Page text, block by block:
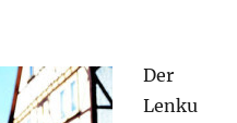
Der
Lenku